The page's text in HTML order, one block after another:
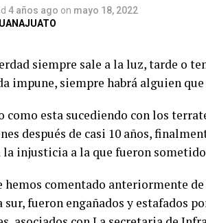
4 años ago on mayo 18, 2022
siempre sale a la luz, tarde o
impune, siempre habrá alguien
como esta sucediendo con los
después de casi 10 años,
la injusticia a la que fueron
hemos comentado anteriormente
sur, fueron engañados y estafados